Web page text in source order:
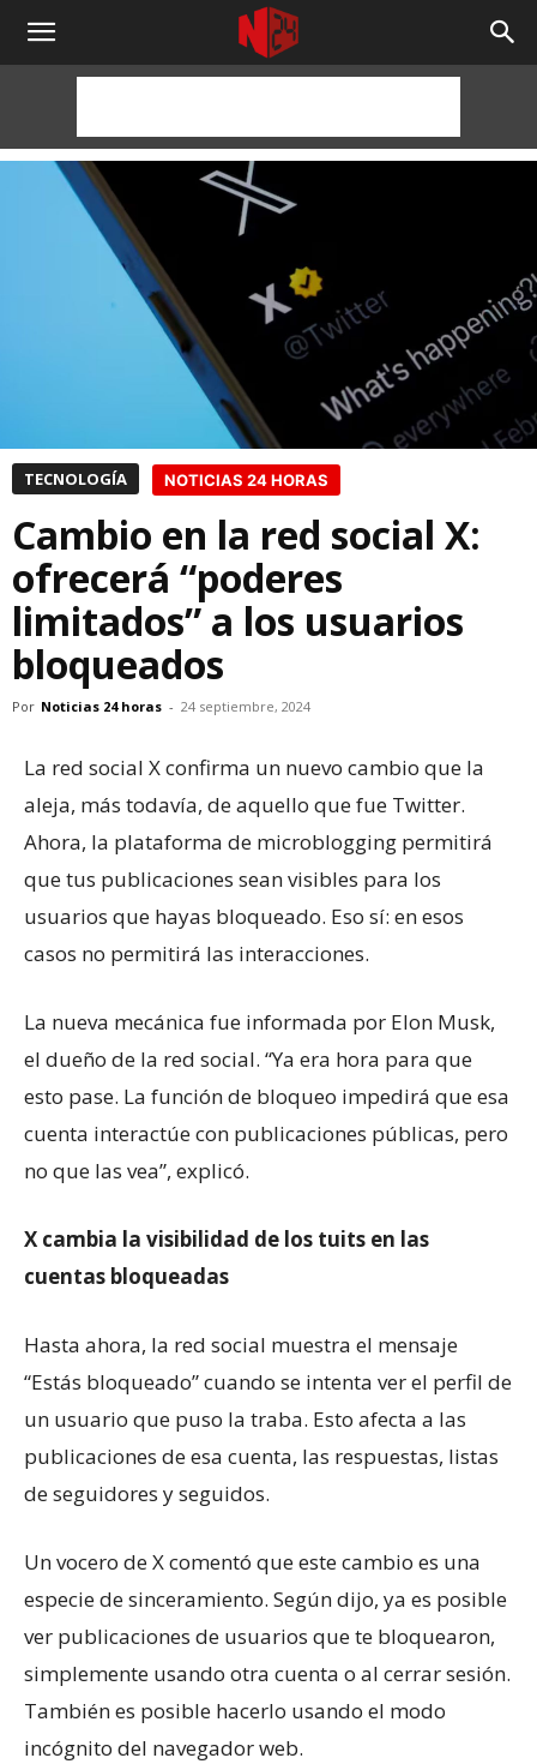
NOTICIAS
HORAS
TECNOLOGÍA NOTICIAS 24 HORAS
Cambio en la red social X:
ofrecerá “poderes
limitados” a los usuarios
bloqueados
Por Noticias 24 horas - 24 septiembre, 2024
La red social X confirma un nuevo cambio que la
aleja, más todavía, de aquello que fue Twitter.
Ahora, la plataforma de microblogging permitirá
que tus publicaciones sean visibles para los
usuarios que hayas bloqueado. Eso sí: en esos
casos no permitirá las interacciones.
La nueva mecánica fue informada por Elon Musk,
el dueño de la red social. “Ya era hora para que
esto pase. La función de bloqueo impedirá que esa
cuenta interactúe con publicaciones públicas, pero
no que las vea”, explicó.
X cambia la visibilidad de los tuits en las
cuentas bloqueadas
Hasta ahora, la red social muestra el mensaje
“Estás bloqueado” cuando se intenta ver el perfil de
un usuario que puso la traba. Esto afecta a las
publicaciones de esa cuenta, las respuestas, listas
de seguidores y seguidos.
Un vocero de X comentó que este cambio es una
especie de sinceramiento. Según dijo, ya es posible
ver publicaciones de usuarios que te bloquearon,
simplemente usando otra cuenta o al cerrar sesión.
También es posible hacerlo usando el modo
incógnito del navegador web.